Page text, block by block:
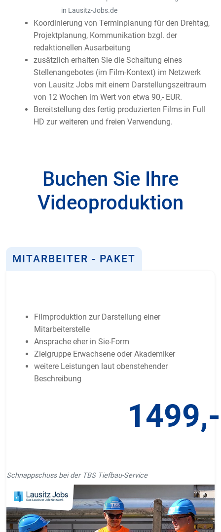
in Lausitz-Jobs.de
Koordinierung von Terminplanung für den Drehtag,
Projektplanung, Kommunikation bzgl. der
redaktionellen Ausarbeitung
zusätzlich erhalten Sie die Schaltung eines
Stellenangebotes (im Film-Kontext) im Netzwerk
von Lausitz Jobs mit einem Darstellungszeitraum
von 12 Wochen im Wert von etwa 90,- EUR.
Bereitstellung des fertig produzierten Films in Full
HD zur weiteren und freien Verwendung.
Buchen Sie Ihre
Videoproduktion
MITARBEITER - PAKET
Filmproduktion zur Darstellung einer
Mitarbeiterstelle
Ansprache eher in Sie-Form
Zielgruppe Erwachsene oder Akademiker
weitere Leistungen laut obenstehender
Beschreibung
Schnappschuss bei der TBS Tiefbau-Service